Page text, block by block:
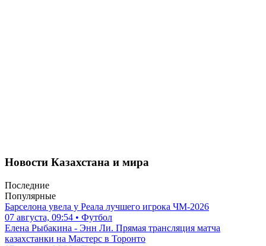
Новости Казахстана и мира
Последние
Популярные
Барселона увела у Реала лучшего игрока ЧМ-2026
07 августа, 09:54 • Футбол
Елена Рыбакина - Энн Ли. Прямая трансляция матча
казахстанки на Мастерс в Торонто